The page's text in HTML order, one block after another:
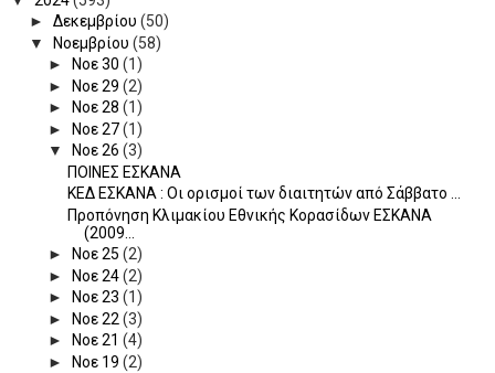
► Δεκεμβρίου (50)
▼
Νοεμβρίου (58)
►
Νοε 30 (1)
►
Νοε 29 (2)
►
Νοε 28 (1)
►
Νοε 27(1)
▼
Νοε 26 (3)
ΠΟΙΝΕΣ ΕΣΚΑΝΑ
ΚΕΔ ΕΣΚΑΝΑ : Οι ορισμοί των διαιτητών από Σάββατο ...
Προπόνηση Κλιμακίου Εθνικής Κορασίδων ΕΣΚΑΝΑ
(2009...
►
Νοε 25 (2)
►
Νοε 24(2)
►
Νοε 23 (1)
►
Νοε 22 (3)
►
Νοε 21 (4)
►
Νοε 19 (2)